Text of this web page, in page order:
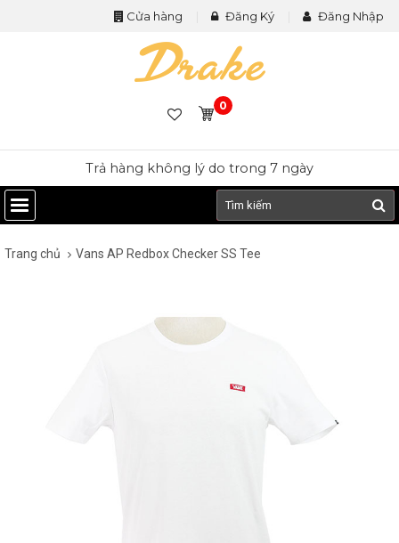
Cửa hàng Đăng Ký Đăng Nhập
0
Trả hàng không lý do trong 7 ngày
Trang chủ Vans AP Redbox Checker SS Tee